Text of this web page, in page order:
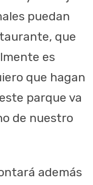
puedan
que
es
que hagan
parque va
de nuestro
además